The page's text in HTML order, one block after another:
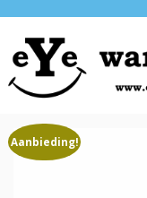
Aanbieding!